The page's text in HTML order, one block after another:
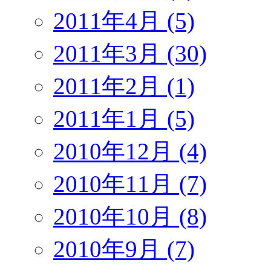
2011年4月 (5)
2011年3月 (30)
2011年2月 (1)
2011年1月 (5)
2010年12月 (4)
2010年11月 (7)
2010年10月 (8)
2010年9月 (7)